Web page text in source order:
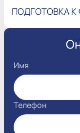
ПОДГОТОВКА
Имя
Телефон